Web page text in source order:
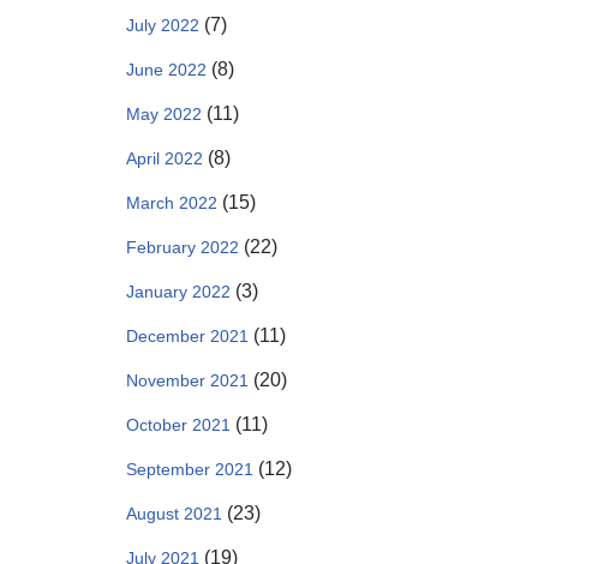
July 2022 (7)
June 2022 (8)
May 2022 (11)
April 2022 (8)
March 2022 (15)
February 2022 (22)
January 2022 (3)
December 2021 (11)
November 2021 (20)
October 2021 (11)
September 2021 (12)
August 2021 (23)
July 2021 (19)